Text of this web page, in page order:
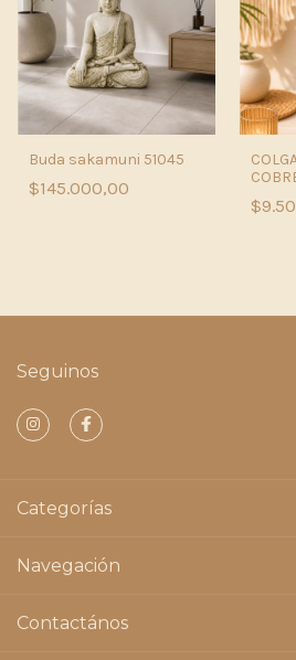
Buda sakamuni 51045
$145.000,00
Seguinos
Categorías
Navegación
Contactános